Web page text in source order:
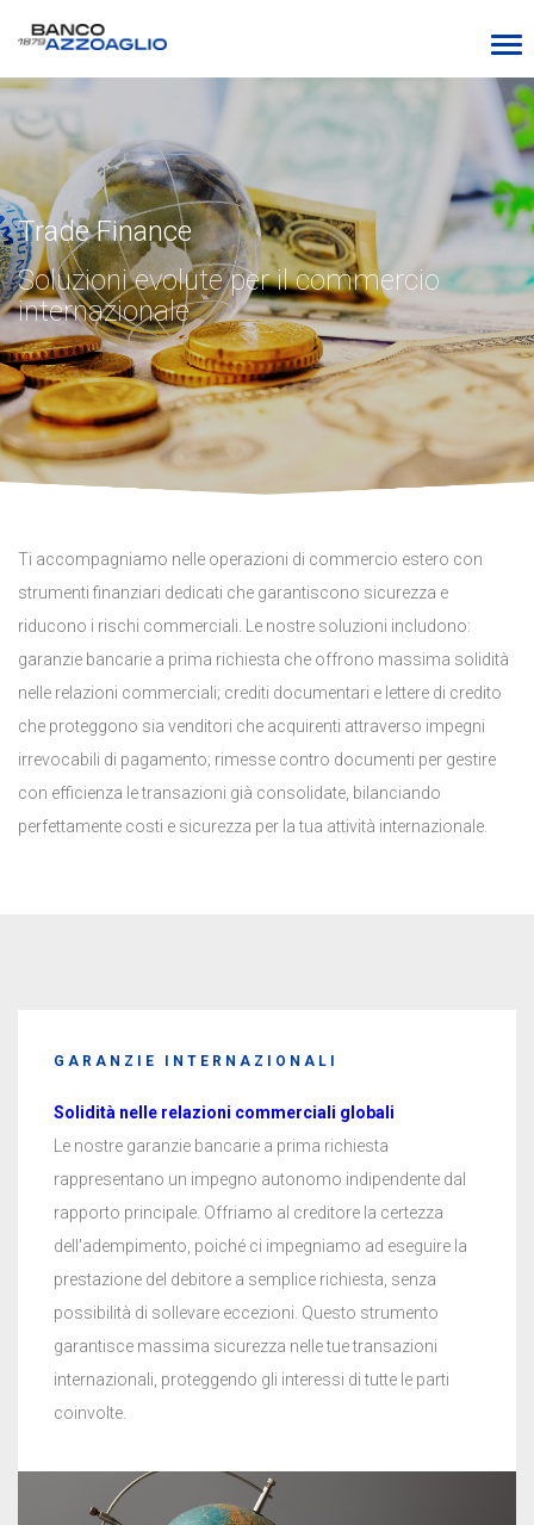
Trade Finance
Soluzioni evolute per il commercio
internazionale
Ti accompagniamo nelle operazioni di commercio estero con
strumenti finanziari dedicati che garantiscono sicurezza e
riducono i rischi commerciali. Le nostre soluzioni includono:
garanzie bancarie a prima richiesta che offrono massima solidità
nelle relazioni commerciali; crediti documentari e lettere di credito
che proteggono sia venditori che acquirenti attraverso impegni
irrevocabili di pagamento; rimesse contro documenti per gestire
con efficienza le transazioni già consolidate, bilanciando
perfettamente costi e sicurezza per la tua attività internazionale.
GARANZIE INTERNAZIONALI
Solidità nelle relazioni commerciali globali
Le nostre garanzie bancarie a prima richiesta
rappresentano un impegno autonomo indipendente dal
rapporto principale. Offriamo al creditore la certezza
dell'adempimento, poiché ci impegniamo ad eseguire la
prestazione del debitore a semplice richiesta, senza
possibilità di sollevare eccezioni. Questo strumento
garantisce massima sicurezza nelle tue transazioni
internazionali, proteggendo gli interessi di tutte le parti
coinvolte.